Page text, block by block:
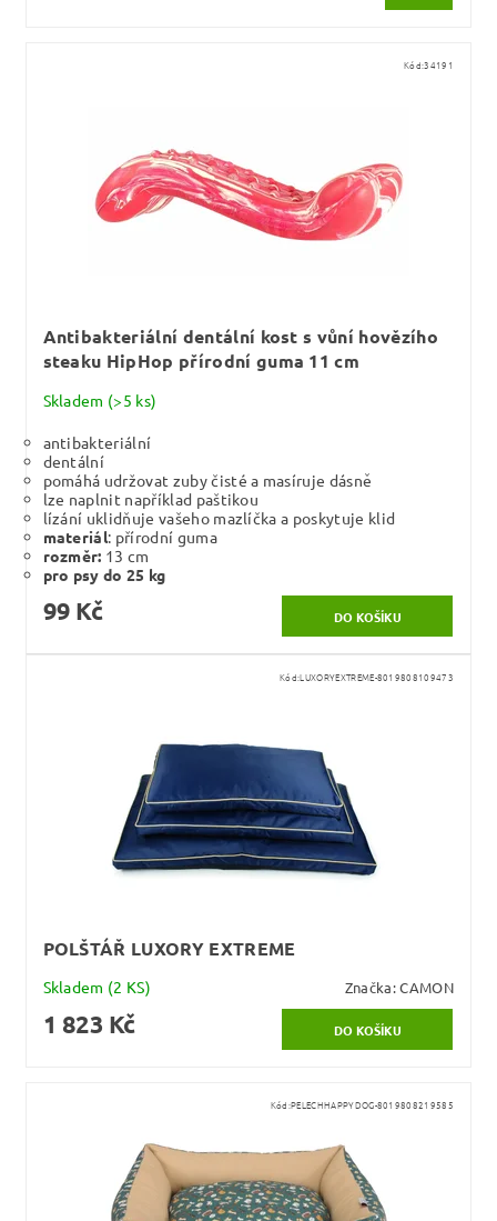
Kód:34191
Antibakteriální dentální kost s vůní hovězího
steaku HipHop přírodní guma 11 cm
Skladem (>5 ks)
antibakteriální
dentální
pomáhá udržovat zuby čisté a masíruje dásně
lze naplnit například paštikou
lízání uklidňuje vašeho mazlíčka a poskytuje klid
materiál: přírodní guma
rozměr: 13 cm
pro psy do 25 kg
99 Kč
Kód:LUXORYEXTREME-8019808109473
POLŠTÁŘ LUXORY EXTREME
Skladem (2 KS) Značka:CAMON
1 823 Kč
Kód:PELECHHAPPYDOG-8019808219585